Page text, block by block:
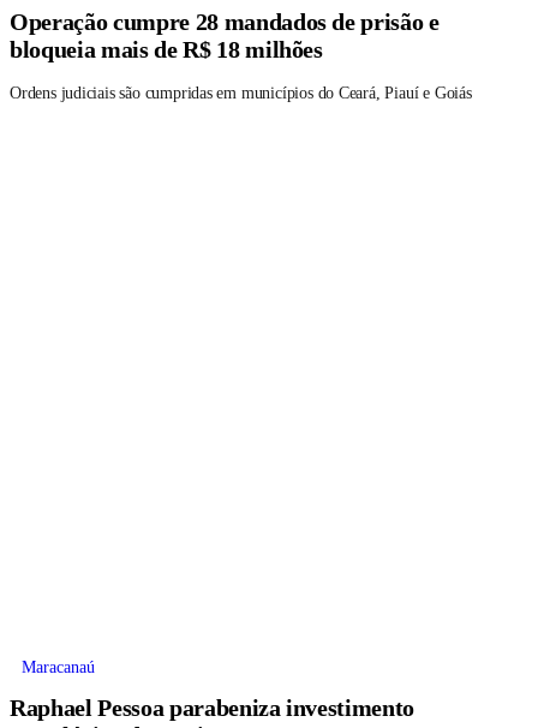
Caixa II e III
Operação cumpre 28 mandados de prisão e
bloqueia mais de R$ 18 milhões
Maracanaú